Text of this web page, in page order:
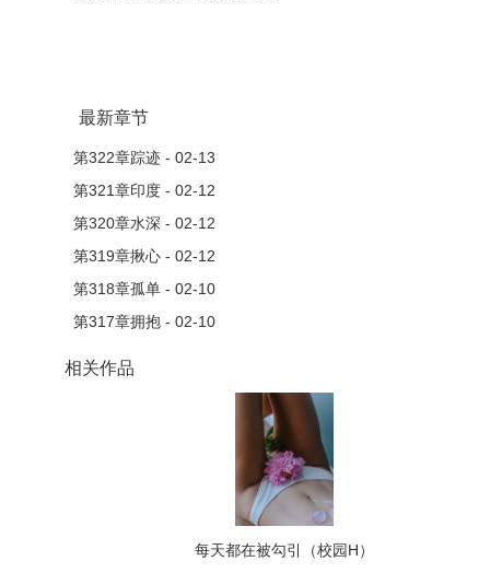
最新章节
第322章踪迹 - 02-13
第321章印度 - 02-12
第320章水深 - 02-12
第319章揪心 - 02-12
第318章孤单 - 02-10
第317章拥抱 - 02-10
相关作品
每天都在被勾引（校园H）